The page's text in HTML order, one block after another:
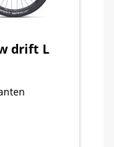
drift L